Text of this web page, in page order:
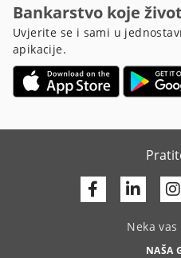
Bankarstvo koje
Uvjerite se i sami u
apikacije.
Facebook
Neka
NAŠA